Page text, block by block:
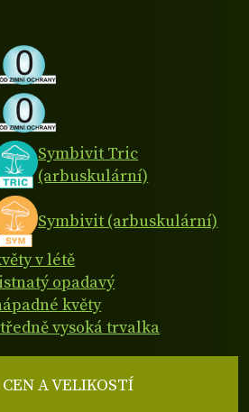
Symbivit Tric
(arbuskulární)
Symbivit (arbuskulární)
v létě
opadavý
květy
vysoká trvalka
A VELIKOSTÍ